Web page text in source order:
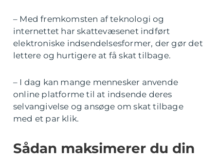
– Med fremkomsten af teknologi og
internettet har skattevæsenet indført
elektroniske indsendelsesformer, der gør det
lettere og hurtigere at få skat tilbage.
– I dag kan mange mennesker anvende
online platforme til at indsende deres
selvangivelse og ansøge om skat tilbage
med et par klik.
Sådan maksimerer du din